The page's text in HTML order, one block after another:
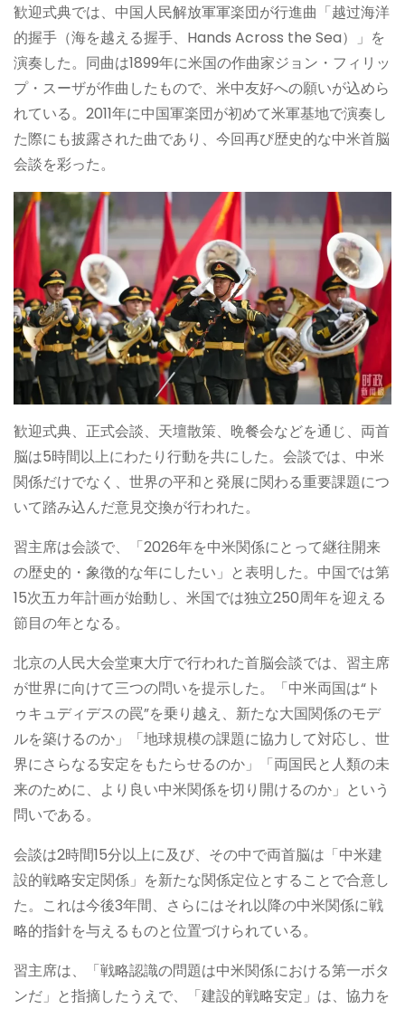
歓迎式典では、中国人民解放軍軍楽団が行進曲「越过海洋
的握手（海を越える握手、Hands Across the Sea）」を
演奏した。同曲は1899年に米国の作曲家ジョン・フィリッ
プ・スーザが作曲したもので、米中友好への願いが込めら
れている。2011年に中国軍楽団が初めて米軍基地で演奏し
た際にも披露された曲であり、今回再び歴史的な中米首脳
会談を彩った。
歓迎式典、正式会談、天壇散策、晩餐会などを通じ、両首
脳は5時間以上にわたり行動を共にした。会談では、中米
関係だけでなく、世界の平和と発展に関わる重要課題につ
いて踏み込んだ意見交換が行われた。
習主席は会談で、「2026年を中米関係にとって継往開来
の歴史的・象徴的な年にしたい」と表明した。中国では第
15次五カ年計画が始動し、米国では独立250周年を迎える
節目の年となる。
北京の人民大会堂東大庁で行われた首脳会談では、習主席
が世界に向けて三つの問いを提示した。「中米両国は“ト
ゥキュディデスの罠”を乗り越え、新たな大国関係のモデ
ルを築けるのか」「地球規模の課題に協力して対応し、世
界にさらなる安定をもたらせるのか」「両国民と人類の未
来のために、より良い中米関係を切り開けるのか」という
問いである。
会談は2時間15分以上に及び、その中で両首脳は「中米建
設的戦略安定関係」を新たな関係定位とすることで合意し
た。これは今後3年間、さらにはそれ以降の中米関係に戦
略的指針を与えるものと位置づけられている。
習主席は、「戦略認識の問題は中米関係における第一ボタ
ンだ」と指摘したうえで、「建設的戦略安定」は、協力を